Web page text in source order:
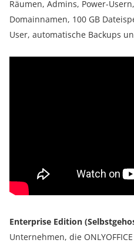
Räumen, Admins, Power-
Domainnamen, 100 GB
User, automatische Backups
Enterprise Edition
Unternehmen, die